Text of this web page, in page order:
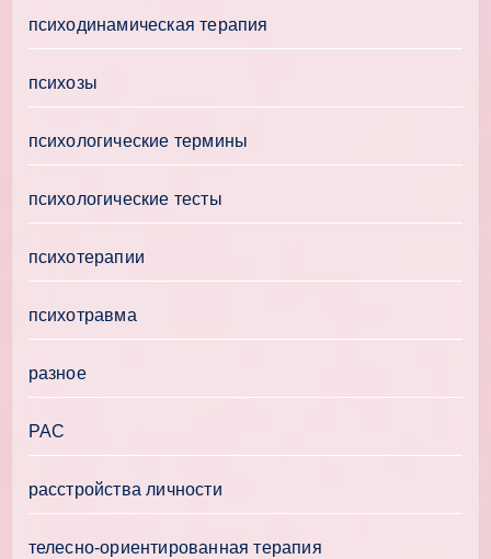
психодинамическая терапия
психозы
психологические термины
психологические тесты
психотерапии
психотравма
разное
РАС
расстройства личности
телесно-ориентированная терапия